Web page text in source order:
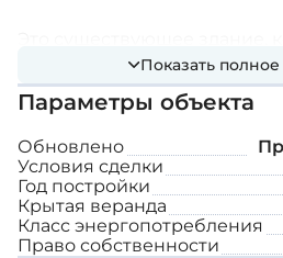
полностью
новых современных
Жильцов будет
лобби, а в великолепном
крыше они смогут
городским оазисом.
Показать
Параметры объекта
Обновлено
Условия сделки
Год постройки
Крытая веранда
Класс энергопотребления
Право собственности